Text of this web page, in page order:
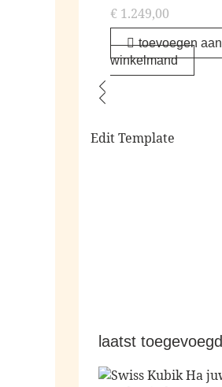
€ 1.249,00
toevoegen aan
winkelmand
Edit Template
laatst toegevoegd